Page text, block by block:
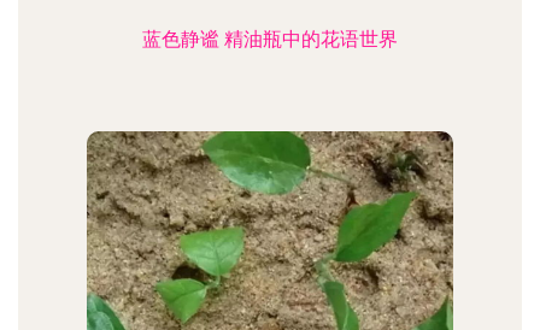
蓝色静谧 精油瓶中的花语世界